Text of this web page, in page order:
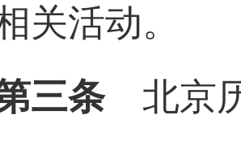
关活动。
三条北京历